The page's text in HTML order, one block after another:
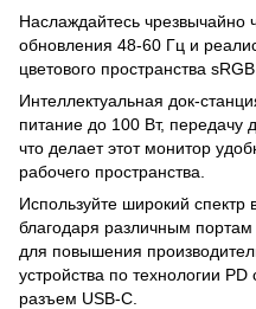
Наслаждайтесь чрезвычайно
обновления 48-60 Гц и
цветового пространства
Интеллектуальная док-
питание до 100 Вт, передачу
что делает этот монитор
рабочего пространства.
Используйте широкий
благодаря различным
для повышения
устройства по технологии
разъем USB-C.